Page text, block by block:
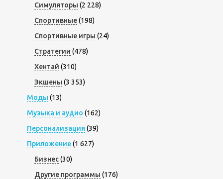
Симуляторы (2 228)
Спортивные(198)
Спортивные игры (24)
Стратегии (478)
Хентай (310)
Экшены (3 353)
Моды (13)
Музыка и аудио (162)
Персонализация (39)
Приложение(1 627)
Бизнес(30)
Другие программы (176)